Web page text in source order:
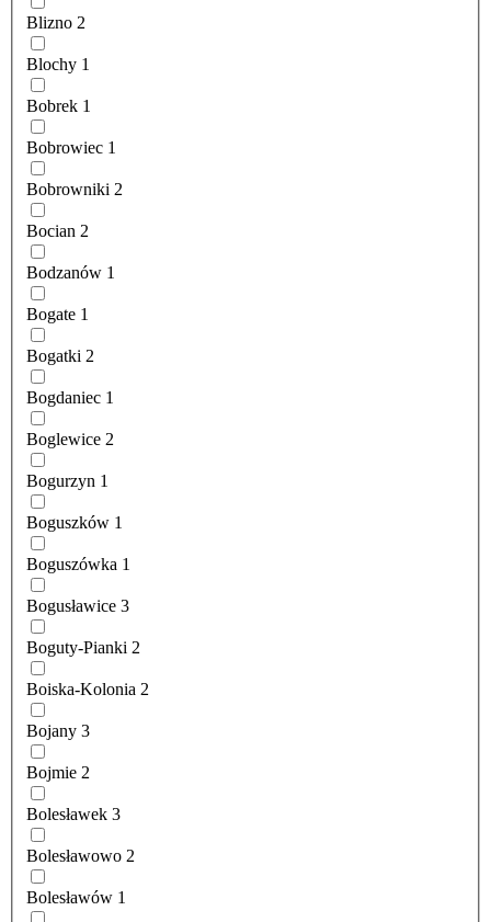
Blizno 2
Blochy 1
Bobrek 1
Bobrowiec 1
Bobrowniki 2
Bocian 2
Bodzanów 1
Bogate 1
Bogatki 2
Bogdaniec 1
Boglewice 2
Bogurzyn 1
Boguszków 1
Boguszówka 1
Bogusławice 3
Boguty-Pianki 2
Boiska-Kolonia 2
Bojany 3
Bojmie 2
Bolesławek 3
Bolesławowo 2
Bolesławów 1